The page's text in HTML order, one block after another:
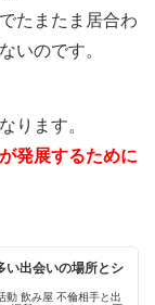
たまたま居合わ
いのです。
ります。
発展するために
い出会いの場所とシ
動 飲み屋 不倫相手と出